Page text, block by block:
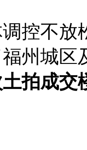
控不放
州城区
拍成交